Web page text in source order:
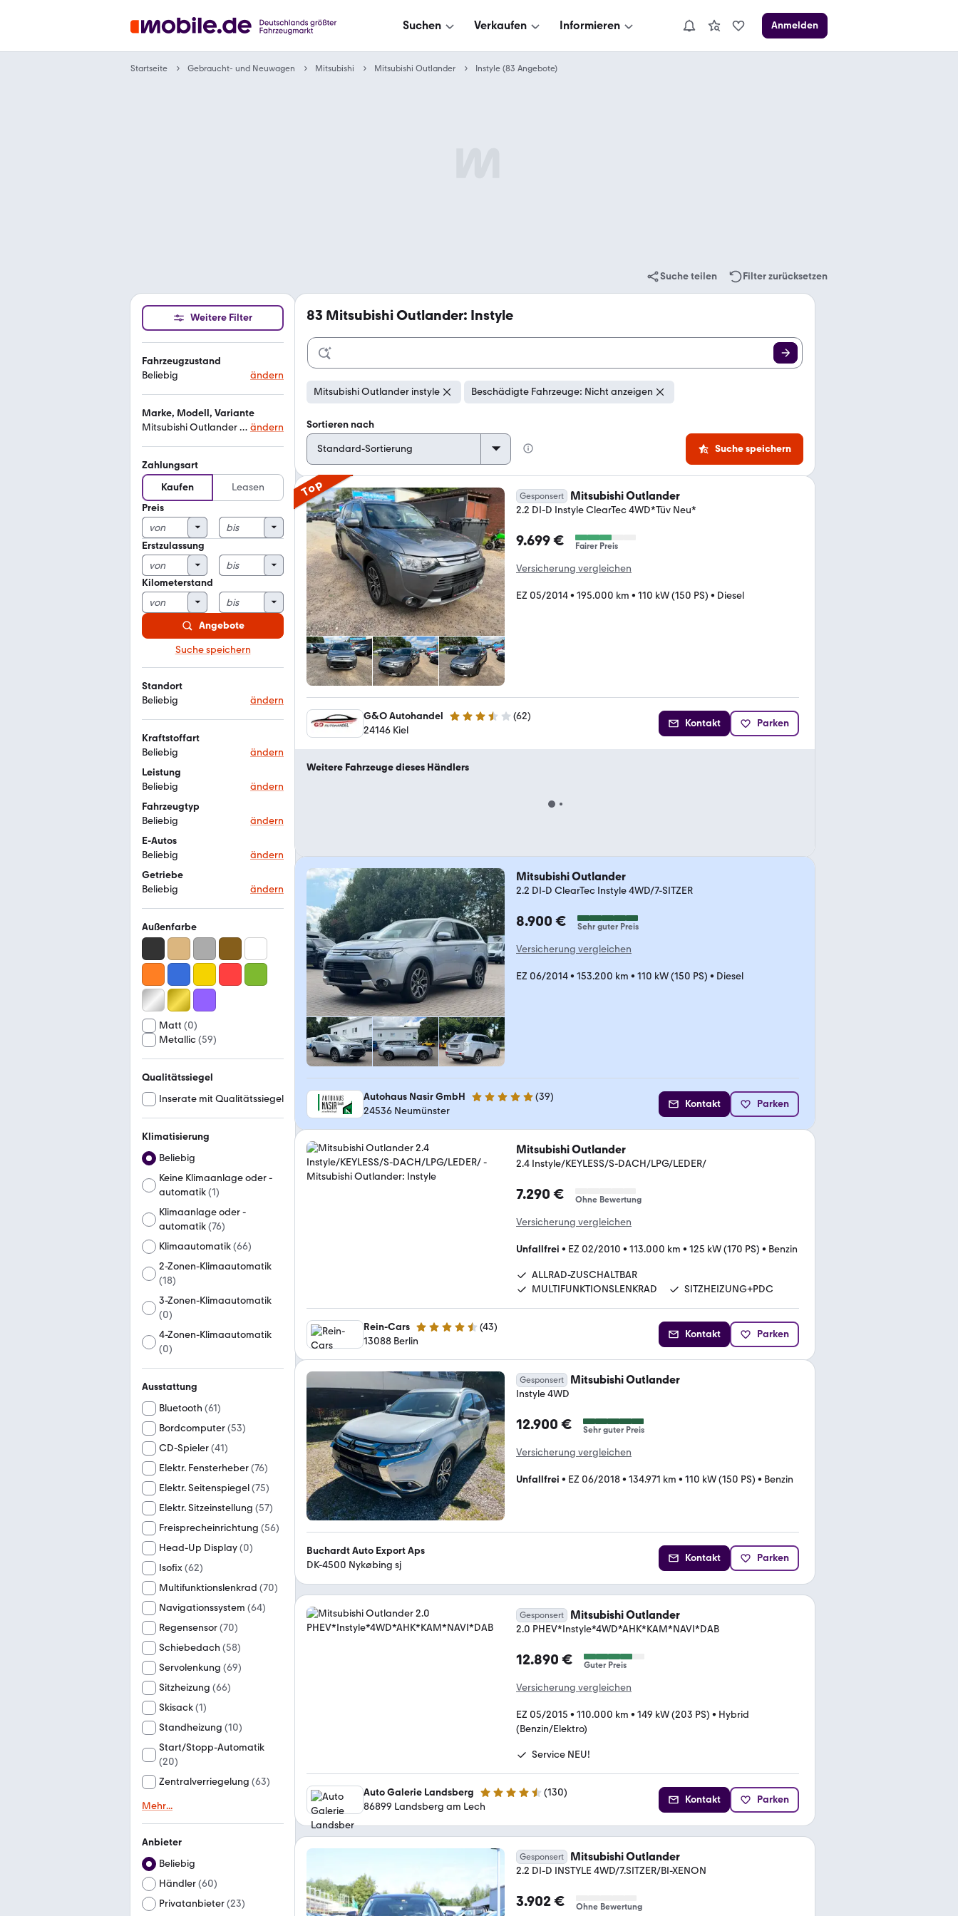
Suchen Verkaufen Informieren Anmelden
Startseite Gebraucht- und Neuwagen Mitsubishi Mitsubishi Outlander Instyle (83 Angebote)
Suche teilen Filter zurücksetzen
Weitere Filter
Fahrzeugzustand
Beliebig
ändern
Marke, Modell, Variante
Mitsubishi Outlander instyle ändern
Zahlungsart
Kaufen
Leasen
Preis
Erstzulassung
Kilometerstand
Angebote
Suche speichern
Standort
Beliebig
ändern
Kraftstoffart
Beliebig
ändern
Leistung
Beliebig
ändern
Fahrzeugtyp
Beliebig
ändern
E-Autos
Beliebig
ändern
Getriebe
Beliebig
ändern
Außenfarbe
Matt (0)
Metallic(59)
Qualitätssiegel
Inserate mit Qualitätssiegel
Klimatisierung
Beliebig
Keine Klimaanlage oder -
automatik(1)
Klimaanlage oder -
automatik(76)
Klimaautomatik(66)
2-Zonen-Klimaautomatik
(18)
3-Zonen-Klimaautomatik
(0)
4-Zonen-Klimaautomatik
(0)
Ausstattung
Bluetooth (61)
Bordcomputer(53)
CD-Spieler(41)
Elektr. Fensterheber(76)
Elektr. Seitenspiegel(75)
Elektr. Sitzeinstellung (57)
Freisprecheinrichtung (56)
Head-Up Display(0)
Isofix(62)
Multifunktionslenkrad (70)
Navigationssystem (64)
Regensensor(70)
Schiebedach (58)
Servolenkung (69)
Sitzheizung (66)
Skisack(1)
Standheizung (10)
Start/Stopp-Automatik
(20)
Zentralverriegelung (63)
Mehr...
Anbieter
Beliebig
Händler(60)
Privatanbieter(23)
83 Mitsubishi Outlander: Instyle
Mitsubishi Outlander instyle Beschädigte Fahrzeuge: Nicht anzeigen
Sortieren nach
Suche speichern
Top Gesponsert Mitsubishi Outlander
2.2 DI-D Instyle ClearTec 4WD*Tüv Neu*
9.699 € Fairer Preis
Versicherung vergleichen
EZ 05/2014• 195.000 km • 110 kW (150 PS) • Diesel
G&O Autohandel 3.6 Sterne (62)
24146 Kiel
Kontakt Parken
Weitere Fahrzeuge dieses Händlers
Mitsubishi Outlander
2.2 DI-D ClearTec Instyle 4WD/7-SITZER
8.900 € Sehr guter Preis
Versicherung vergleichen
EZ 06/2014• 153.200 km • 110 kW (150 PS) • Diesel
Autohaus Nasir GmbH 4.8 Sterne (39)
24536 Neumünster
Kontakt Parken
Mitsubishi Outlander
2.4 Instyle/KEYLESS/S-DACH/LPG/LEDER/
7.290 € Ohne Bewertung
Versicherung vergleichen
Unfallfrei • EZ 02/2010 • 113.000 km • 125 kW (170 PS) • Benzin
ALLRAD-ZUSCHALTBAR
MULTIFUNKTIONSLENKRAD
SITZHEIZUNG+PDC
Rein-Cars 4.7 Sterne (43)
13088 Berlin
Kontakt Parken
Gesponsert Mitsubishi Outlander
Instyle 4WD
12.900 € Sehr guter Preis
Versicherung vergleichen
Unfallfrei • EZ 06/2018• 134.971 km • 110 kW (150 PS) • Benzin
Buchardt Auto Export Aps
DK-4500 Nykøbing sj
Kontakt Parken
Gesponsert Mitsubishi Outlander
2.0 PHEV*Instyle*4WD*AHK*KAM*NAVI*DAB
12.890 € Guter Preis
Versicherung vergleichen
EZ 05/2015 • 110.000 km • 149 kW (203 PS) • Hybrid
(Benzin/Elektro)
Service NEU!
Auto Galerie Landsberg 4.4 Sterne (130)
86899 Landsberg am Lech
Kontakt Parken
Gesponsert Mitsubishi Outlander
2.2 DI-D INSTYLE 4WD/7.SITZER/BI-XENON
3.902 € Ohne Bewertung